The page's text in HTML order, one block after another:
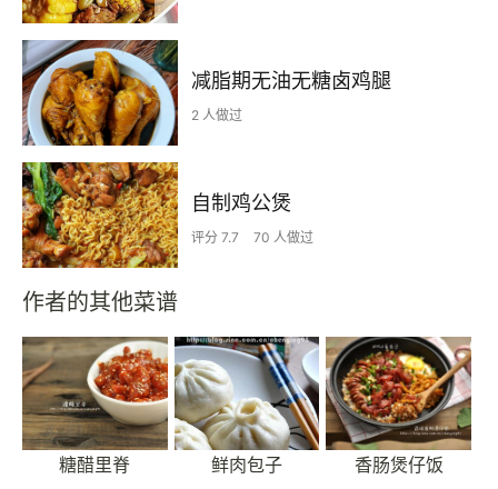
减脂期无油无糖卤鸡腿
2 人做过
自制鸡公煲
评分 7.7 70 人做过
作者的其他菜谱
糖醋里脊 鲜肉包子 香肠煲仔饭